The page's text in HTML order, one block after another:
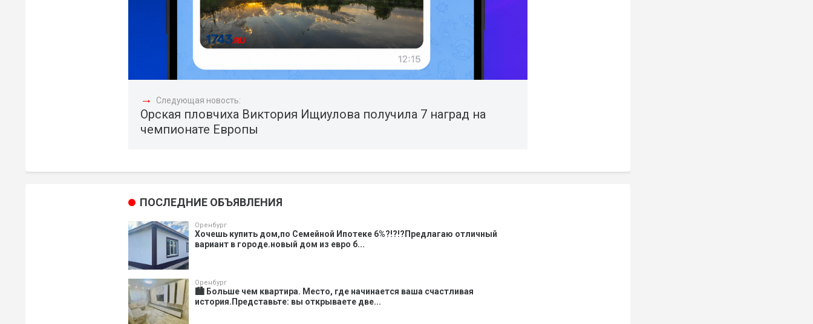
→ Следующая новость:
Орская пловчиха Виктория Ищиулова получила 7 наград на
чемпионате Европы
ПОСЛЕДНИЕ ОБЪЯВЛЕНИЯ
Оренбург
Хочешь купить дом,по Семейной Ипотеке 6%?!?!?Предлагаю отличный
вариант в городе.новый дом из евро б...
Оренбург
🏙️ Больше чем квартира. Место, где начинается ваша счастливая
история.Представьте: вы открываете две...